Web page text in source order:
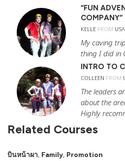
“FUN
COMPANY”
KELLE FROM USA
My caving
thing I did in
INTRO TO
COLLEEN FROM
The leaders
about the
Highly
Related Courses
บินหน้าผา, Family, Promotion